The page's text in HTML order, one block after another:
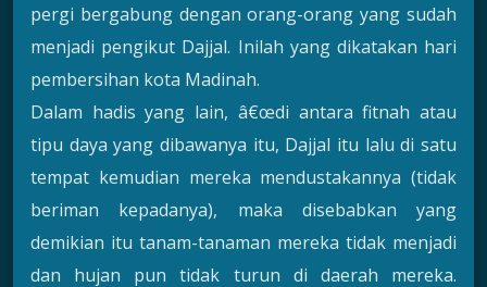
pergi bergabung dengan orang-orang yang sudah
menjadi pengikut Dajjal. Inilah yang dikatakan hari
pembersihan kota Madinah.
Dalam hadis yang lain, â€œdi antara fitnah atau
tipu daya yang dibawanya itu, Dajjal itu lalu di satu
tempat kemudian mereka mendustakannya (tidak
beriman kepadanya), maka disebabkan yang
demikian itu tanam-tanaman mereka tidak menjadi
dan hujan pun tidak turun di daerah mereka.